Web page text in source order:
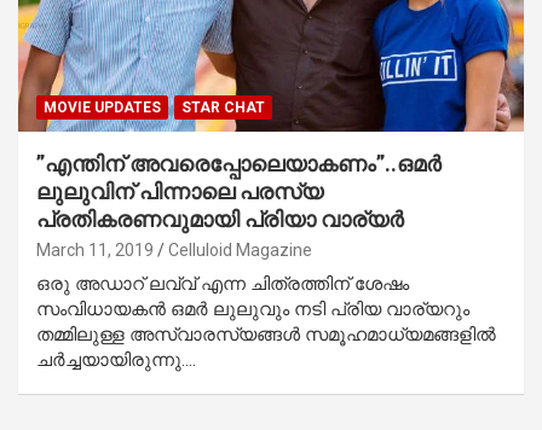
MOVIE UPDATES STAR CHAT
”എന്തിന് അവരെപ്പോലെയാകണം”..ഒമര്‍
ലുലുവിന് പിന്നാലെ പരസ്യ
പ്രതികരണവുമായി പ്രിയാ വാര്യര്‍
March 11, 2019 Celluloid Magazine
ഒരു അഡാറ് ലവ്വ് എന്ന ചിത്രത്തിന് ശേഷം
സംവിധായകന്‍ ഒമര്‍ ലുലുവും നടി പ്രിയ വാര്യറും
തമ്മിലുള്ള അസ്വാരസ്യങ്ങള്‍ സമൂഹമാധ്യമങ്ങളില്‍
ചര്‍ച്ചയായിരുന്നു.…